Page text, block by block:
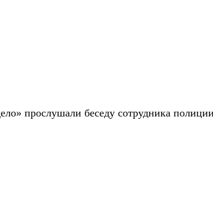
прослушали беседу сотрудника